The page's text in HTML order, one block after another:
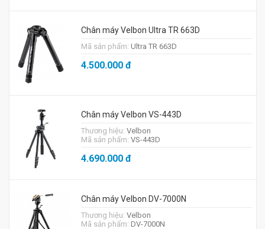
Chân máy Velbon Ultra TR 663D
Mã sản phẩm: Ultra TR 663D
4.500.000đ
Chân máy Velbon VS-443D
Thương hiệu: Velbon
Mã sản phẩm: VS-443D
4.690.000đ
Chân máy Velbon DV-7000N
Thương hiệu: Velbon
Mã sản phẩm: DV-7000N